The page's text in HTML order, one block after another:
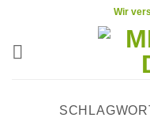
springen
Wir